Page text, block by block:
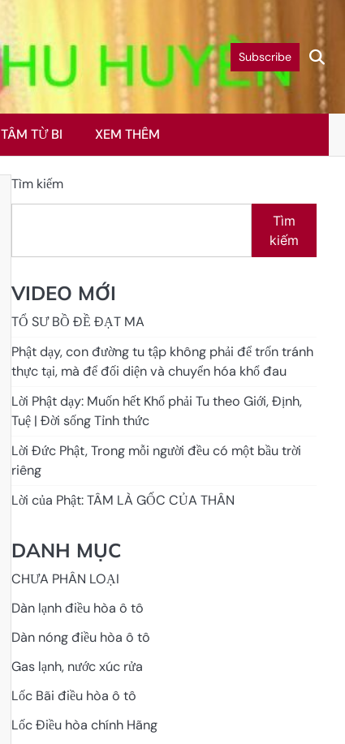
Subscribe
TÂM TỪ BI XEM THÊM
Tìm kiếm
Tìm
kiếm
VIDEO MỚI
TỔ SƯ BỒ ĐỀ ĐẠT MA
Phật dạy, con đường tu tập không phải để trốn tránh
thực tại, mà để đối diện và chuyển hóa khổ đau
Lời Phật dạy: Muốn hết Khổ phải Tu theo Giới, Định,
Tuệ | Đời sống Tỉnh thức
Lời Đức Phật, Trong mỗi người đều có một bầu trời
riêng
Lời của Phật: TÂM LÀ GỐC CỦA THÂN
DANH MỤC
CHƯA PHÂN LOẠI
Dàn lạnh điều hòa ô tô
Dàn nóng điều hòa ô tô
Gas lạnh, nước xúc rửa
Lốc Bãi điều hòa ô tô
Lốc Điều hòa chính Hãng